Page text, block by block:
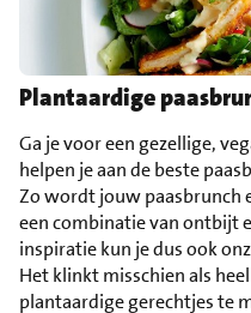
Plantaardige
Ga je voor een gezellige,
helpen je aan de beste
Zo wordt jouw paasbrunch
een combinatie van ontbijt
inspiratie kun je dus ook
Het klinkt misschien als
plantaardige gerechtjes te